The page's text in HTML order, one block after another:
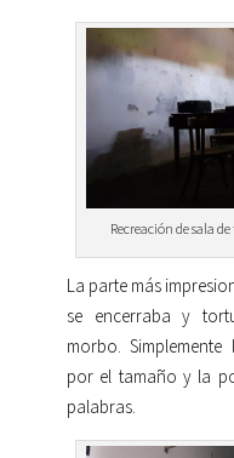
Recreación de sala
La parte más
se encerraba y
morbo. Simplemente
por el tamaño y la
palabras.